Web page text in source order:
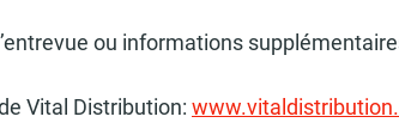
ou informations
Vital Distribution: